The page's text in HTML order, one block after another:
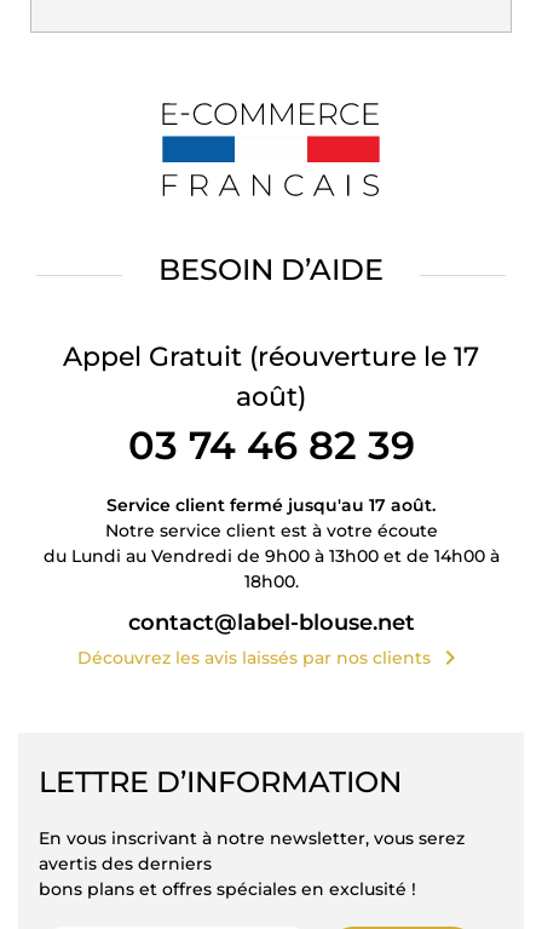
BESOIN D’AIDE
Appel Gratuit (réouverture le 17
août)
03 74 46 82 39
Service client fermé jusqu'au 17 août.
Notre service client est à votre écoute
du Lundi au Vendredi de 9h00 à 13h00 et de 14h00 à
18h00.
contact@label-blouse.net
Découvrez les avis laissés par nos clients chevron_right
LETTRE D’INFORMATION
En vous inscrivant à notre newsletter, vous serez
avertis des derniers
bons plans et offres spéciales en exclusité !